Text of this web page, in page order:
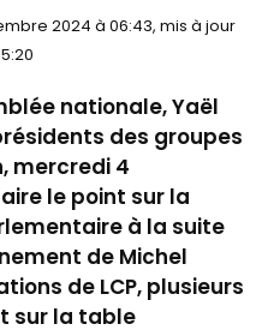
2024 à 06:43, mis à jour
nationale, Yaël
des groupes
mercredi 4
le point sur la
à la suite
de Michel
de LCP, plusieurs
sur la table